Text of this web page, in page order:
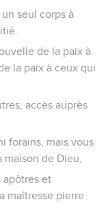
seul corps à
de la paix à
la paix à ceux qui
accès auprès
forains, mais vous
de Dieu,
apôtres et
maîtresse pierre